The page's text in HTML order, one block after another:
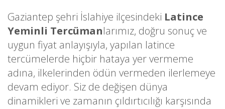
Gaziantep şehri İslahiye ilçesindeki Latince
Yeminli Tercümanlarımız, doğru sonuç ve
uygun fiyat anlayışıyla, yapılan latince
tercümelerde hiçbir hataya yer vermeme
adına, ilkelerinden ödün vermeden ilerlemeye
devam ediyor. Siz de değişen dünya
dinamikleri ve zamanın çıldırtıcılığı karşısında